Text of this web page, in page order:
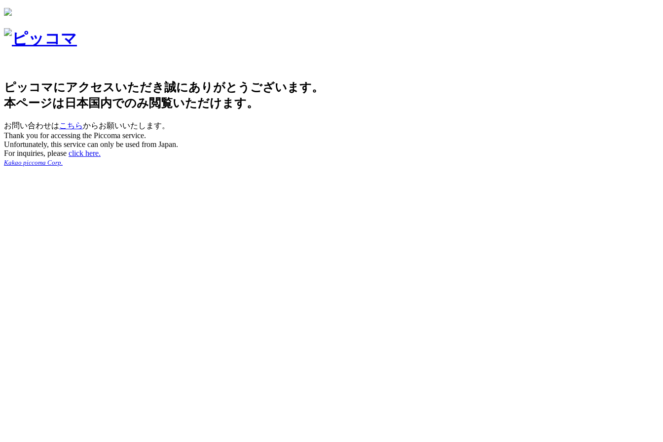
ピッコマにアクセスいただき誠にありがとうございます。
本ページは日本国内でのみ閲覧いただけます。
お問い合わせはこちらからお願いいたします。
Thank you for accessing the Piccoma service.
Unfortunately, this service can only be used from Japan.
For inquiries, please click here.
Kakao piccoma Corp.